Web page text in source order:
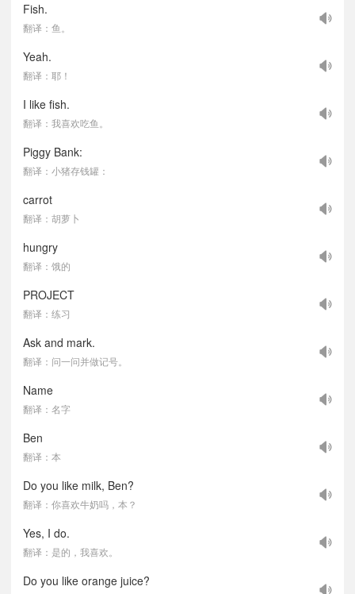
Fish.
翻译：鱼。
Yeah.
翻译：耶！
I like fish.
翻译：我喜欢吃鱼。
Piggy Bank:
翻译：小猪存钱罐：
carrot
翻译：胡萝卜
hungry
翻译：饿的
PROJECT
翻译：练习
Ask and mark.
翻译：问一问并做记号。
Name
翻译：名字
Ben
翻译：本
Do you like milk, Ben?
翻译：你喜欢牛奶吗，本？
Yes, I do.
翻译：是的，我喜欢。
Do you like orange juice?